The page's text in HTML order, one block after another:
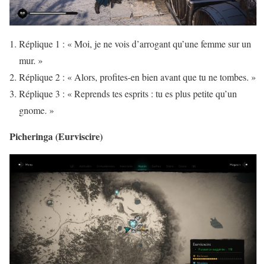
Réplique 1 : « Moi, je ne vois d’arrogant qu’une femme sur un
mur. »
Réplique 2 : « Alors, profites-en bien avant que tu ne tombes. »
Réplique 3 : « Reprends tes esprits : tu es plus petite qu’un
gnome. »
Picheringa (Eurviscire)